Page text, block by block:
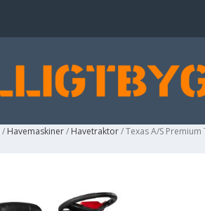
/ Havemaskiner/ Havetraktor/ Texas A/S